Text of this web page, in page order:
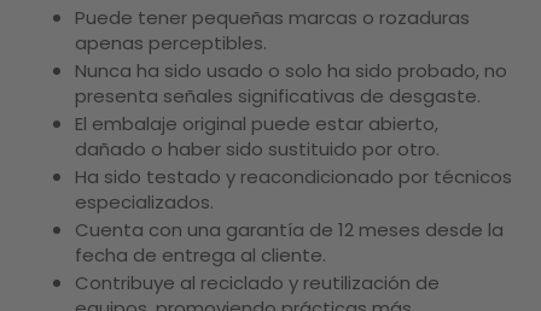
Puede tener pequeñas marcas o rozaduras
apenas perceptibles.
Nunca ha sido usado o solo ha sido probado, no
presenta señales significativas de desgaste.
El embalaje original puede estar abierto,
dañado o haber sido sustituido por otro.
Ha sido testado y reacondicionado por técnicos
especializados.
Cuenta con una garantía de 12 meses desde la
fecha de entrega al cliente.
Contribuye al reciclado y reutilización de